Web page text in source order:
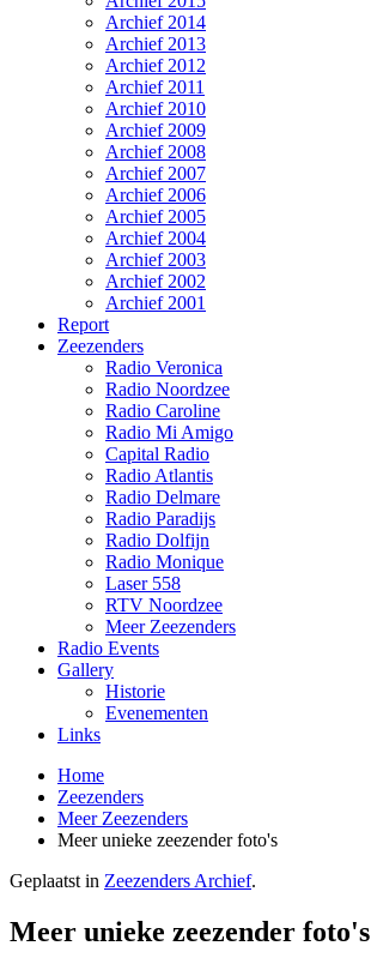
Archief 2014
Archief 2013
Archief 2012
Archief 2011
Archief 2010
Archief 2009
Archief 2008
Archief 2007
Archief 2006
Archief 2005
Archief 2004
Archief 2003
Archief 2002
Archief 2001
Report
Zeezenders
Radio Veronica
Radio Noordzee
Radio Caroline
Radio Mi Amigo
Capital Radio
Radio Atlantis
Radio Delmare
Radio Paradijs
Radio Dolfijn
Radio Monique
Laser 558
RTV Noordzee
Meer Zeezenders
Radio Events
Gallery
Historie
Evenementen
Links
Home
Zeezenders
Meer Zeezenders
Meer unieke zeezender foto's
Geplaatst in Zeezenders Archief.
Meer unieke zeezender foto's